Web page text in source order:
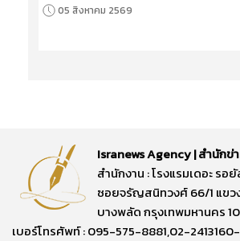
05 สิงหาคม 2569
Isranews Agency | สำนักข่
สำนักงาน : โรงแรมเดอะ รอยั
ซอยจรัญสนิทวงศ์ 66/1 แขว
บางพลัด กรุงเทพมหานคร
เบอร์โทรศัพท์ : 095-575-8881,02-2413160-